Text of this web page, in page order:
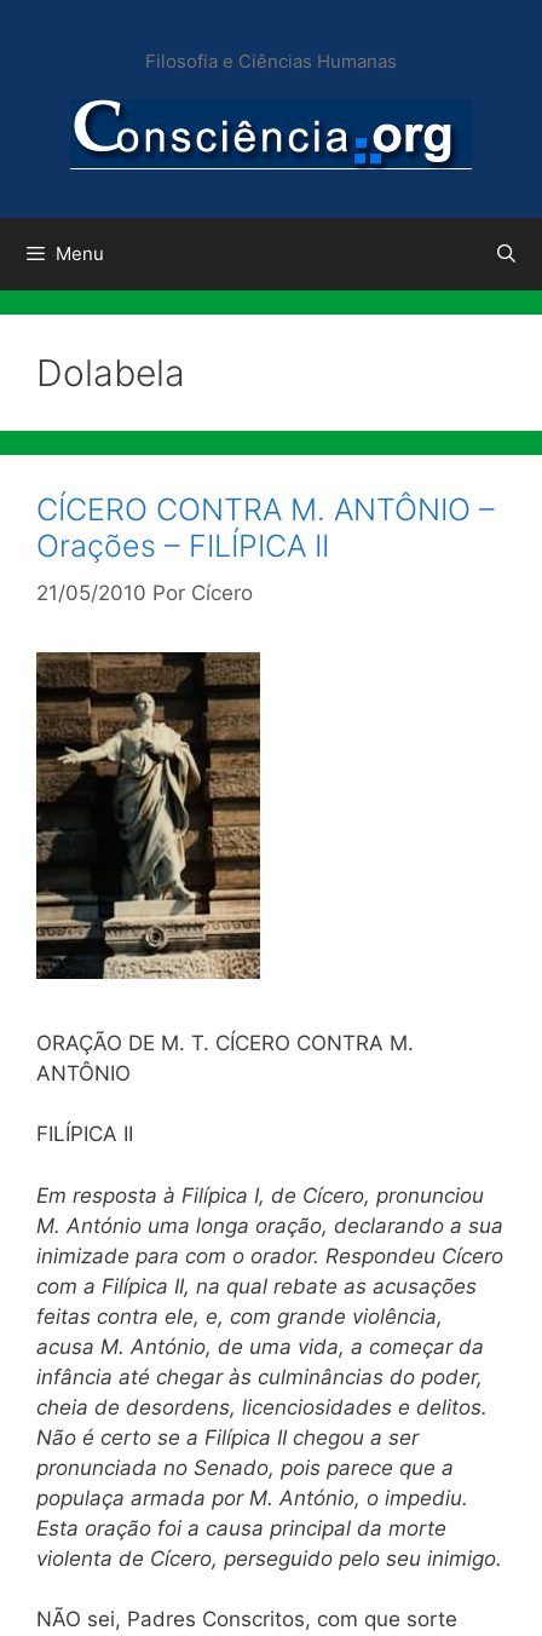
conteúdo
Filosofia e Ciências Humanas
Menu
Dolabela
CÍCERO CONTRA M. ANTÔNIO –
Orações – FILÍPICA II
21/05/2010 Por Cícero
ORAÇÃO DE M. T. CÍCERO CONTRA M.
ANTÔNIO
FILÍPICA II
Em resposta à Filípica I, de Cícero, pronunciou
M. António uma longa oração, declarando a sua
inimizade para com o orador. Respondeu Cícero
com a Filípica II, na qual rebate as acusações
feitas contra ele, e, com grande violência,
acusa M. António, de uma vida, a começar da
infância até chegar às culminâncias do poder,
cheia de desordens, licenciosidades e delitos.
Não é certo se a Filípica II chegou a ser
pronunciada no Senado, pois parece que a
populaça armada por M. António, o impediu.
Esta oração foi a causa principal da morte
violenta de Cícero, perseguido pelo seu inimigo.
NÃO sei, Padres Conscritos, com que sorte